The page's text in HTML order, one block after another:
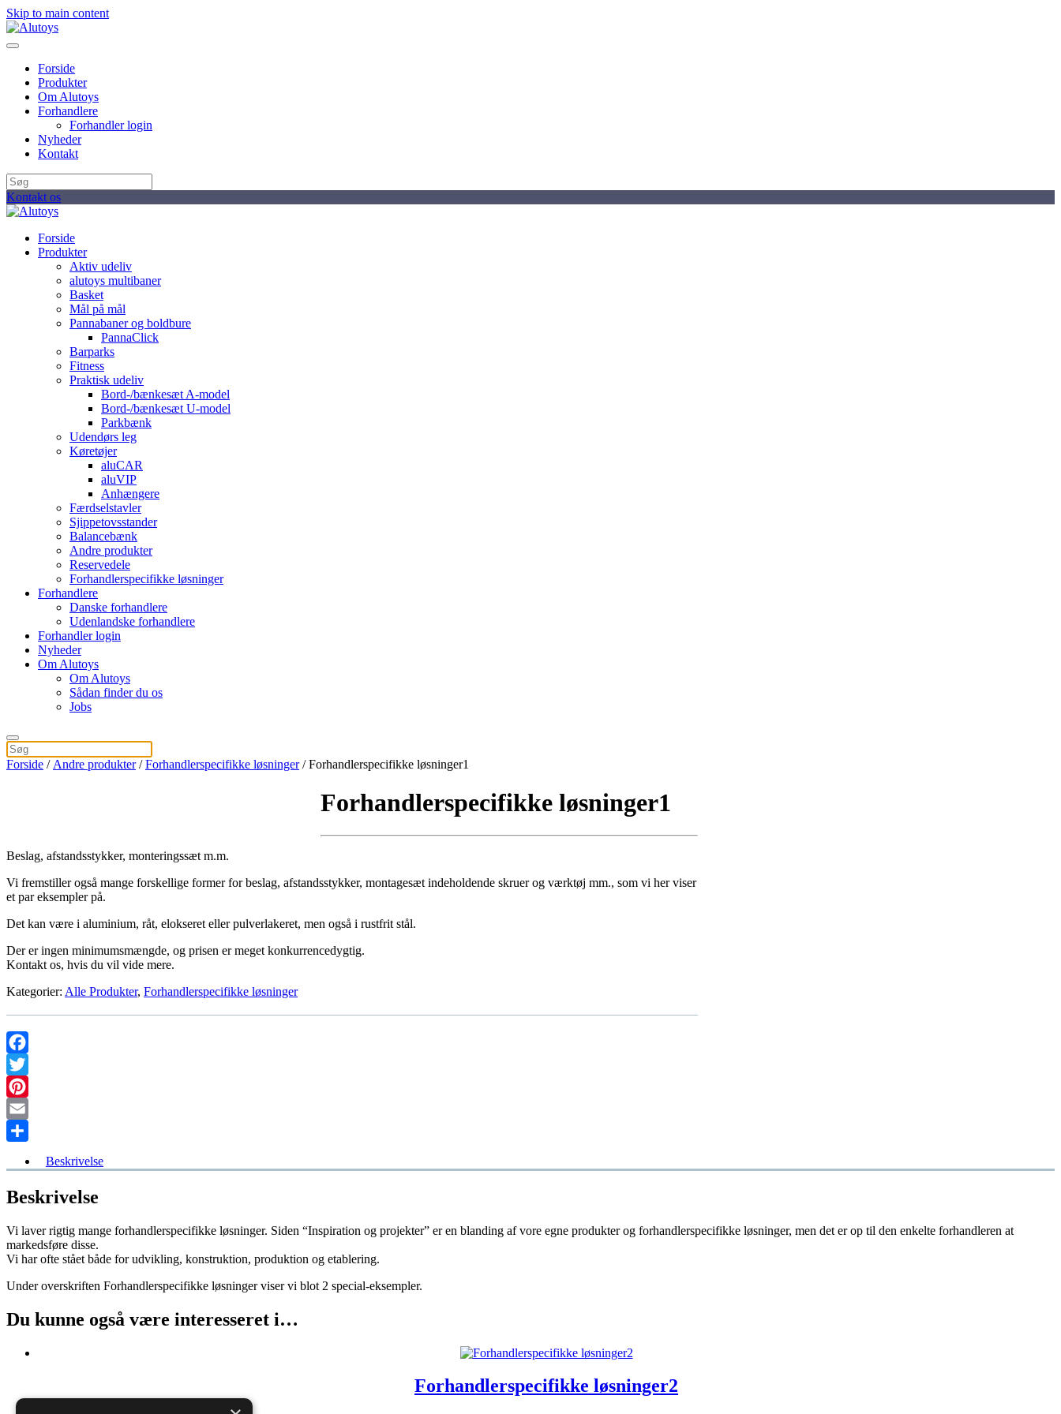
Skip to main content
Forside
Produkter
Om Alutoys
Forhandlere
Forhandler login
Nyheder
Kontakt
Kontakt os
Forside
Produkter
Aktiv udeliv
alutoys multibaner
Basket
Mål på mål
Pannabaner og boldbure
PannaClick
Barparks
Fitness
Praktisk udeliv
Bord-/bænkesæt A-model
Bord-/bænkesæt U-model
Parkbænk
Udendørs leg
Køretøjer
aluCAR
aluVIP
Anhængere
Færdselstavler
Sjippetovsstander
Balancebænk
Andre produkter
Reservedele
Forhandlerspecifikke løsninger
Forhandlere
Danske forhandlere
Udenlandske forhandlere
Forhandler login
Nyheder
Om Alutoys
Om Alutoys
Sådan finder du os
Jobs
Forside / Andre produkter/Forhandlerspecifikke løsninger/ Forhandlerspecifikke løsninger1
Forhandlerspecifikke løsninger1
Beslag, afstandsstykker, monteringssæt m.m.
Vi fremstiller også mange forskellige former for beslag, afstandsstykker, montagesæt indeholdende skruer og værktøj mm., som vi her viser
et par eksempler på.
Det kan være i aluminium, råt, elokseret eller pulverlakeret, men også i rustfrit stål.
Der er ingen minimumsmængde, og prisen er meget konkurrencedygtig.
Kontakt os, hvis du vil vide mere.
Kategorier: Alle Produkter, Forhandlerspecifikke løsninger
Facebook
Twitter
Pinterest
Email
Beskrivelse
Beskrivelse
Vi laver rigtig mange forhandlerspecifikke løsninger. Siden “Inspiration og projekter” er en blanding af vore egne produkter og forhandlerspecifikke løsninger, men det er op til den enkelte forhandleren at
markedsføre disse.
Vi har ofte stået både for udvikling, konstruktion, produktion og etablering.
Under overskriften Forhandlerspecifikke løsninger viser vi blot 2 special-eksempler.
Du kunne også være interesseret i…
Forhandlerspecifikke løsninger2